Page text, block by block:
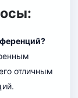
отличным